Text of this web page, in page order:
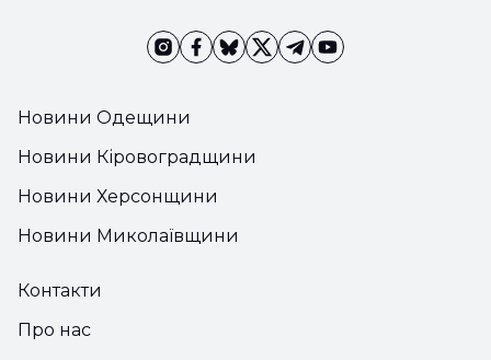
Новини Одещини
Новини Кіровоградщини
Новини Херсонщини
Новини Миколаївщини
Контакти
Про нас